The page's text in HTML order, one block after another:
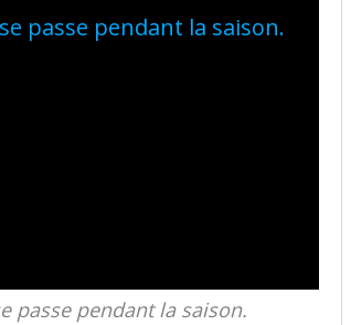
passe pendant la saison.